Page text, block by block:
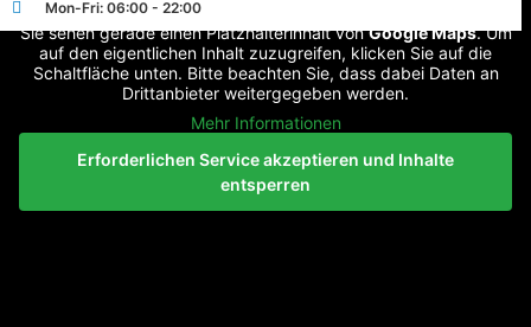
Mon-Fri: 06:00 - 22:00
Sie sehen gerade einen Platzhalterinhalt vonGoogle Maps. Um
auf den eigentlichen Inhalt zuzugreifen, klicken Sie auf die
Schaltfläche unten. Bitte beachten Sie, dass dabei Daten an
Drittanbieter weitergegeben werden.
Mehr Informationen
Erforderlichen Service akzeptieren und Inhalte
entsperren